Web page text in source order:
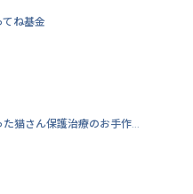
ね基金
猫さん保護治療のお手作...